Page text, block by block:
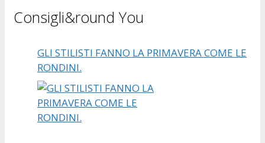
Consigli&round You
GLI STILISTI FANNO LA PRIMAVERA COME LE
RONDINI.